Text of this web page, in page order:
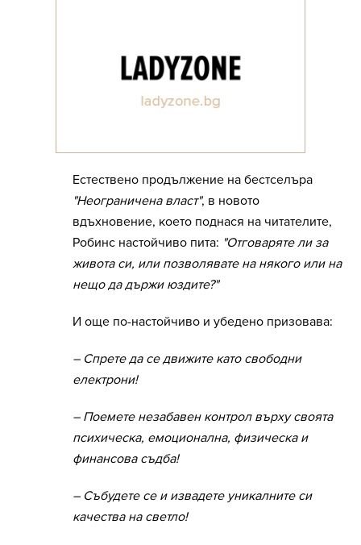
Естествено продължение на бестселъра
"Неограничена власт", в новото
вдъхновение, което поднася на читателите,
Робинс настойчиво пита: "Отговаряте ли за
живота си, или позволявате на някого или на
нещо да държи юздите?"
И още по-настойчиво и убедено призовава:
– Спрете да се движите като свободни
електрони!
– Поемете незабавен контрол върху своята
психическа, емоционална, физическа и
финансова съдба!
– Събудете се и извадете уникалните си
качества на светло!